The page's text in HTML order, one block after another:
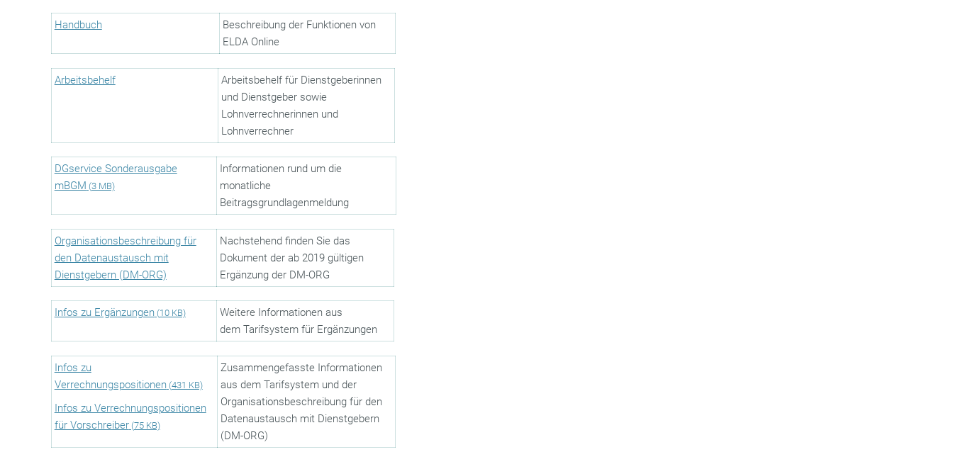
Handbuch
Beschreibung der Funktionen von
ELDA Online
Arbeitsbehelf
Arbeitsbehelf für Dienstgeberinnen
und Dienstgeber sowie
Lohnverrechnerinnen und
Lohnverrechner
DGservice Sonderausgabe
mBGM (3 MB)
Informationen rund um die
monatliche
Beitragsgrundlagenmeldung
Organisationsbeschreibung für
den Datenaustausch mit
Dienstgebern (DM-ORG)
Nachstehend finden Sie das
Dokument der ab 2019 gültigen
Ergänzung der DM-ORG
Infos zu Ergänzungen(10 KB)
Weitere Informationen aus
dem Tarifsystem für Ergänzungen
Infos zu
Verrechnungspositionen(431 KB)
Infos zu Verrechnungspositionen
für Vorschreiber(75 KB)
Zusammengefasste Informationen
aus dem Tarifsystem und der
Organisationsbeschreibung für den
Datenaustausch mit Dienstgebern
(DM-ORG)